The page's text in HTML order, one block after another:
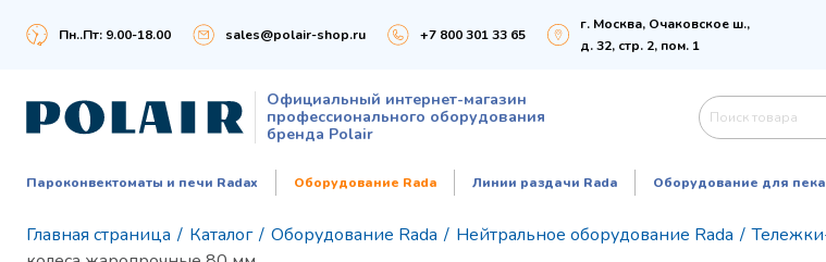
Пн..Пт: 9.00-18.00 sales@polair-shop.ru +7 800 301 33 65
г. Москва, Очаковское ш.,
д. 32, стр. 2, пом. 1
Официальный интернет-магазин
профессионального оборудования
бренда Polair
Пароконвектоматы и печи Radax Оборудование Rada Линии раздачи Rada Оборудование для
Главная страница / Каталог / Оборудование Rada / Нейтральное оборудование Rada /